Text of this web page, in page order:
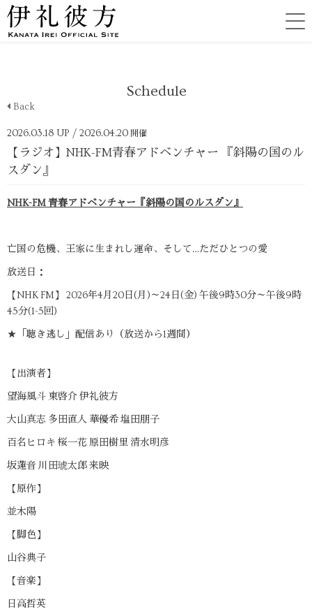
Schedule
Back
2026.03.18 UP / 2026.04.20 開催
【ラジオ】NHK-FM青春アドベンチャー 『斜陽の国のル
スダン』
NHK-FM 青春アドベンチャー『斜陽の国のルスダン』
亡国の危機、王家に生まれし運命、そして…ただひとつの愛
放送日：
【NHK FM】 2026年4月20日(月)～24日(金) 午後9時30分～午後9時
45分(1-5回)
★「聴き逃し」配信あり（放送から1週間）
【出演者】
望海風斗 東啓介 伊礼彼方
大山真志 多田直人 華優希 塩田朋子
百名ヒロキ 桜一花 原田樹里 清水明彦
坂蓮音 川田琥太郎 来映
【原作】
並木陽
【脚色】
山谷典子
【音楽】
日高哲英